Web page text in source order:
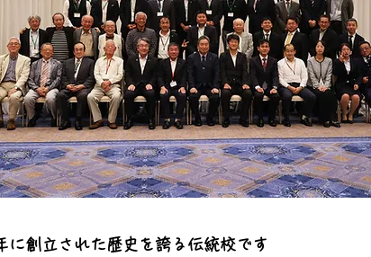
に創立された歴史を誇る伝統校です